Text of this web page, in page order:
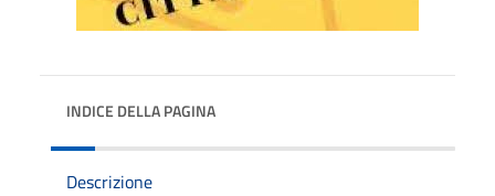
INDICE DELLA PAGINA
Descrizione